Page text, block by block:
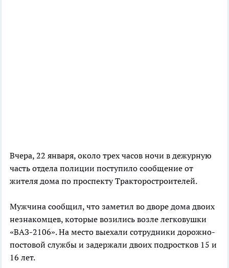
Вчера, 22 января, около трех часов ночи в дежурную
часть отдела полиции поступило сообщение от
жителя дома по проспекту Тракторостроителей.
Мужчина сообщил, что заметил во дворе дома двоих
незнакомцев, которые возились возле легковушки
«ВАЗ-2106». На место выехали сотрудники дорожно-
постовой службы и задержали двоих подростков 15 и
16 лет.